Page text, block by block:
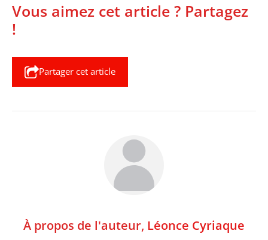
Vous aimez cet article ? Partagez
!
Partager cet article
À propos de l'auteur, Léonce Cyriaque